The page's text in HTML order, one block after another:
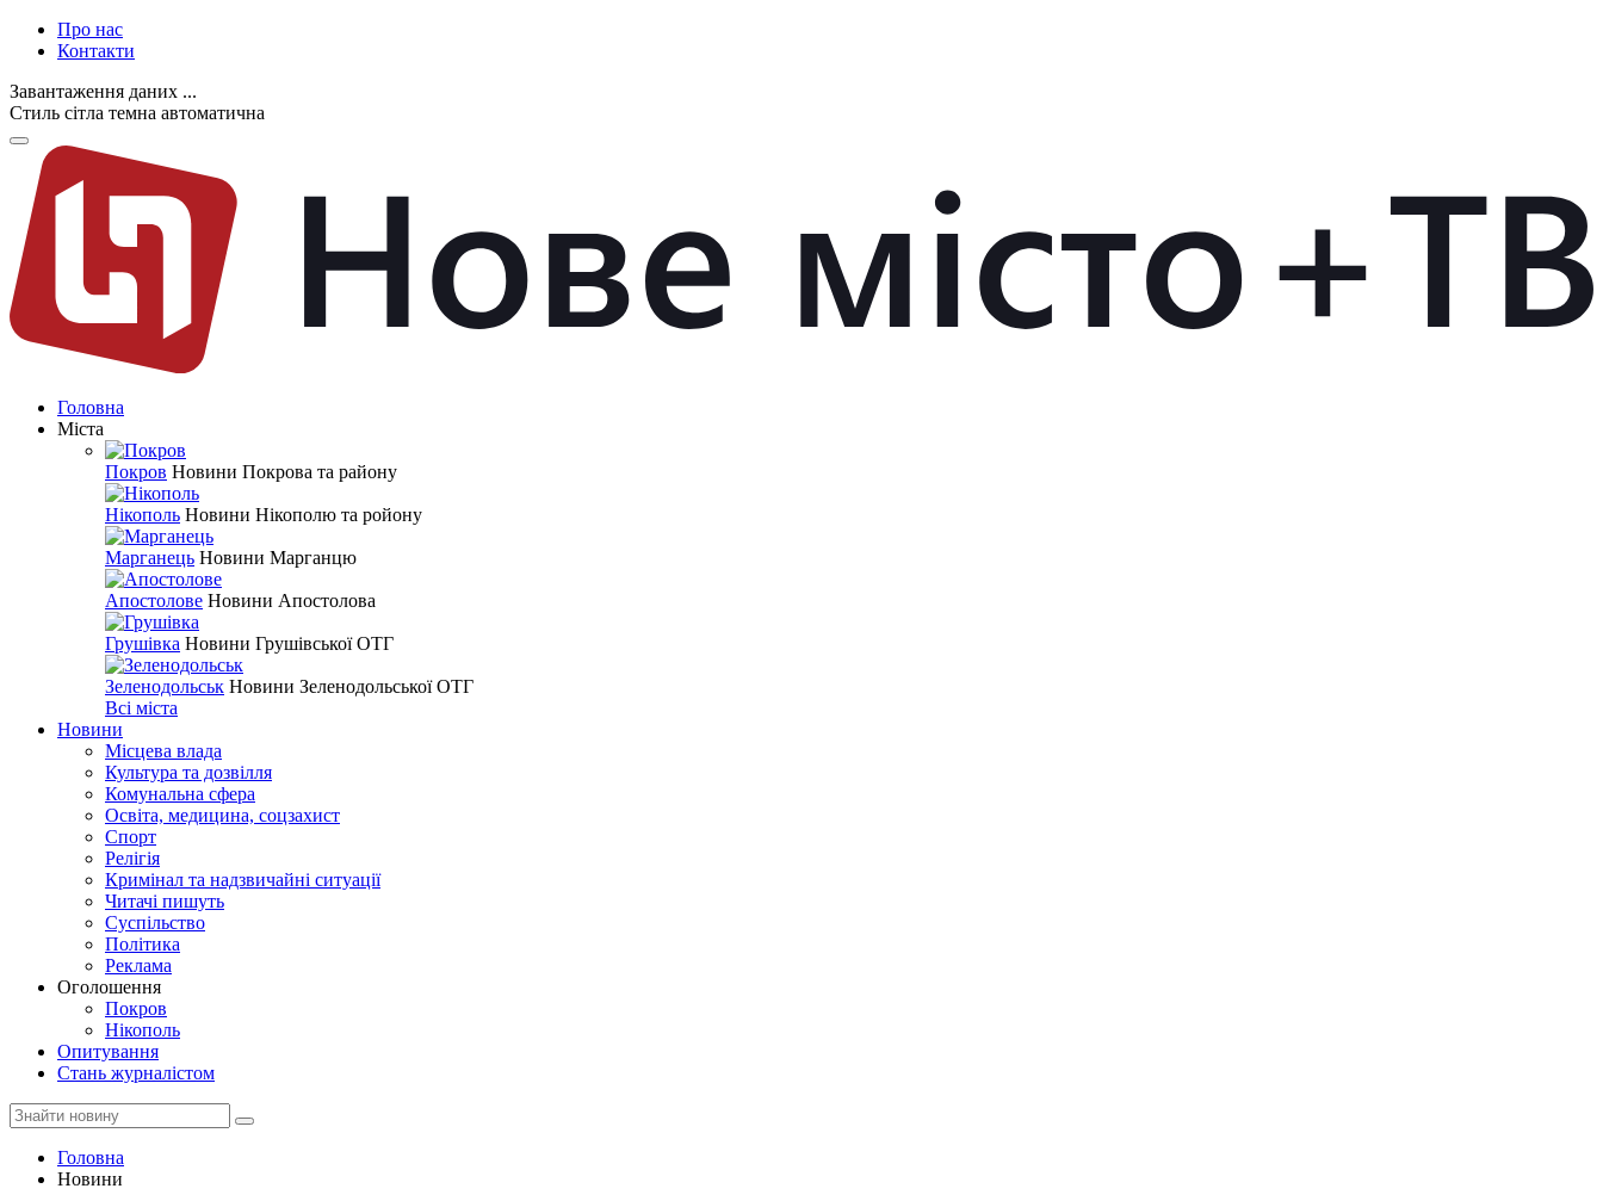
Про нас
Контакти
Завантаження даних ...
Стиль сітла темна автоматична
Головна
Міста
Покров Новини Покрова та району
Нікополь Новини Нікополю та ройону
Марганець Новини Марганцю
Апостолове Новини Апостолова
Грушівка Новини Грушівської ОТГ
Зеленодольськ Новини Зеленодольської ОТГ
Всі міста
Новини
Місцева влада
Культура та дозвілля
Комунальна сфера
Освіта, медицина, соцзахист
Спорт
Релігія
Кримінал та надзвичайні ситуації
Читачі пишуть
Суспільство
Політика
Реклама
Оголошення
Покров
Нікополь
Опитування
Стань журналістом
Головна
Новини